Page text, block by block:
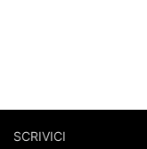
SCRIVICI